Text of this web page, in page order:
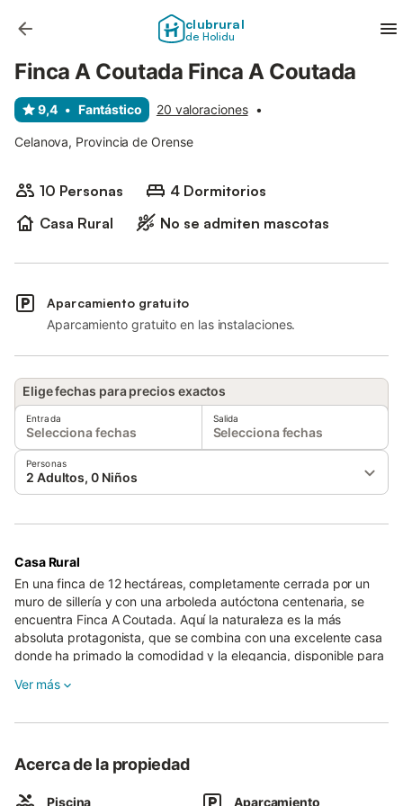
clubrural
de Holidu
Finca A Coutada Finca A Coutada
9,4 • Fantástico 20 valoraciones •
Celanova, Provincia de Orense
10 Personas
4 Dormitorios
Casa Rural
No se admiten mascotas
Aparcamiento gratuito
Aparcamiento gratuito en las instalaciones.
Elige fechas para precios exactos
Entrada
Selecciona fechas
Salida
Selecciona fechas
Personas
2 Adultos, 0 Niños
Casa Rural
En una finca de 12 hectáreas, completamente cerrada por un
muro de sillería y con una arboleda autóctona centenaria, se
encuentra Finca A Coutada. Aquí la naturaleza es la más
absoluta protagonista, que se combina con una excelente casa
donde ha primado la comodidad y la elegancia, disponible para
gente de tu empresa. La casa te ofrece comodidad, con
rincones tranquilos y separados si uno quiere aislarse o trabajar.
Tiene un precioso jardín de estilo inglés de dos hectáreas, con
Ver más
Acerca de la propiedad
Piscina Aparcamiento